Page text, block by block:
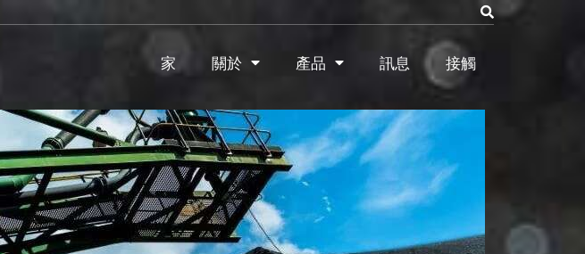
家 關於 產品 訊息 接觸